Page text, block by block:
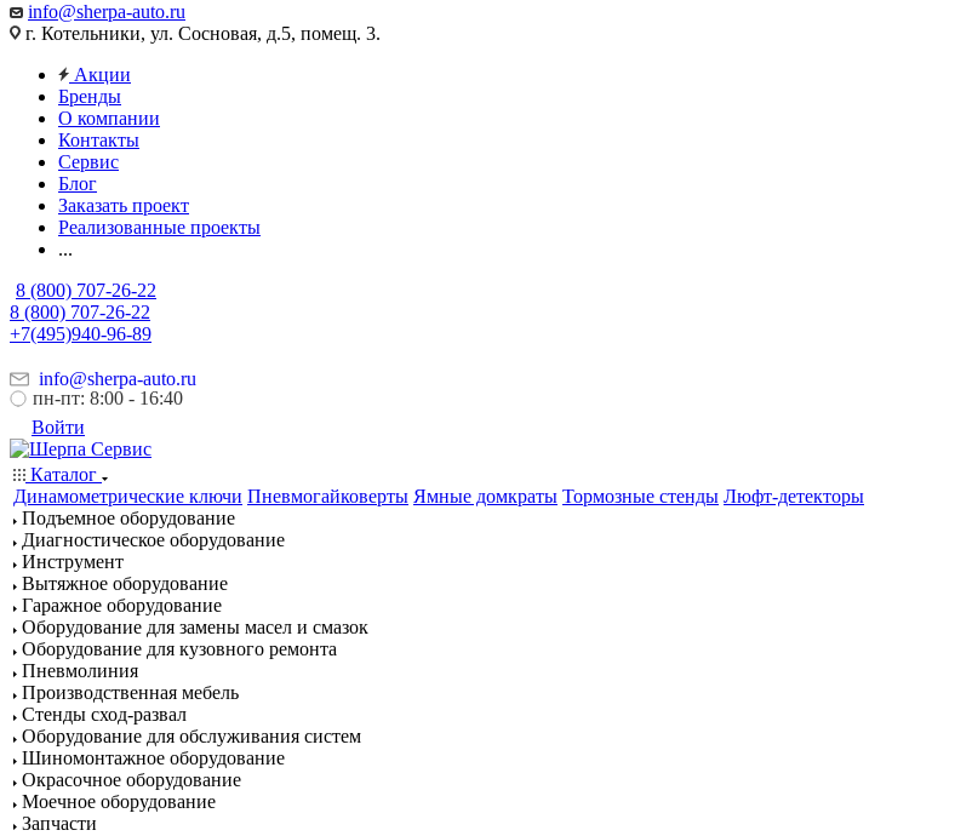
info@sherpa-auto.ru
г. Котельники, ул. Сосновая, д.5, помещ. 3.
Акции
Бренды
О компании
Контакты
Сервис
Блог
Заказать проект
Реализованные проекты
...
8 (800) 707-26-22
8 (800) 707-26-22
+7(495)940-96-89
info@sherpa-auto.ru
пн-пт: 8:00 - 16:40
Войти
Каталог
Динамометрические ключи Пневмогайковерты Ямные домкраты Тормозные стенды Люфт-детекторы
Подъемное оборудование
Диагностическое оборудование
Инструмент
Вытяжное оборудование
Гаражное оборудование
Оборудование для замены масел и смазок
Оборудование для кузовного ремонта
Пневмолиния
Производственная мебель
Стенды сход-развал
Оборудование для обслуживания систем
Шиномонтажное оборудование
Окрасочное оборудование
Моечное оборудование
Запчасти